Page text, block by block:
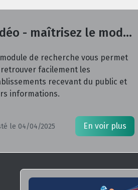
Vidéo - maîtrisez le module de recherche Metarisc !
de recherche vous permet
facilement les
recevant du public et
informations.
le 04/04/2025 En voir plus